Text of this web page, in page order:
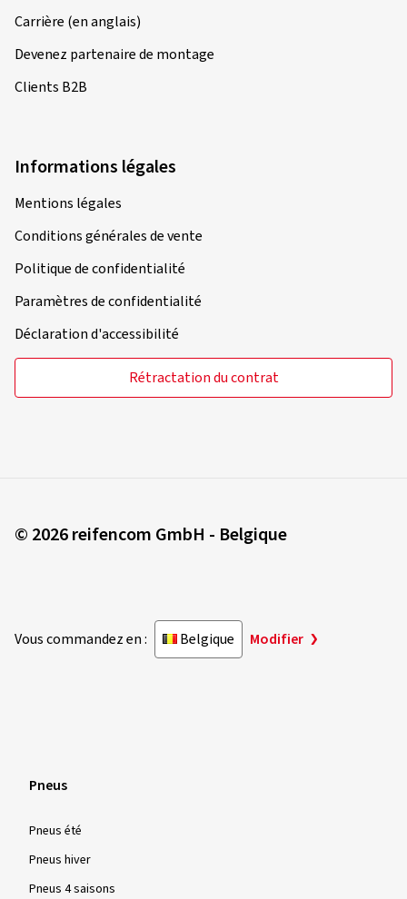
Carrière (en anglais)
Devenez partenaire de montage
Clients B2B
Informations légales
Mentions légales
Conditions générales de vente
Politique de confidentialité
Paramètres de confidentialité
Déclaration d'accessibilité
Rétractation du contrat
© 2026 reifencom GmbH - Belgique
Vous commandez en : Belgique Modifier
Pneus
Pneus été
Pneus hiver
Pneus 4 saisons